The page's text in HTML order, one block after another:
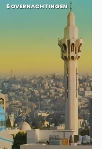
6 OVERNACHTINGEN